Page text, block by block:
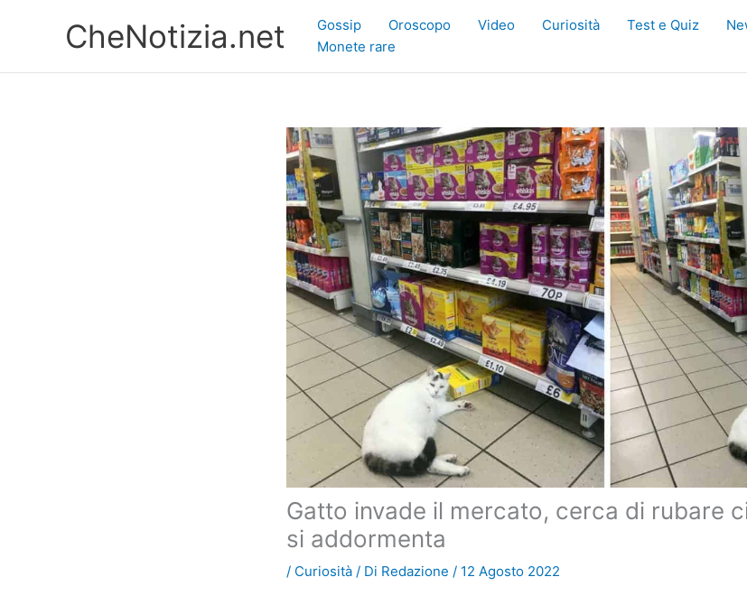
CheNotizia.net Gossip Oroscopo Video Curiosità Test e Quiz
Monete rare
Gatto invade il mercato, cerca di rubare
si addormenta
/ Curiosità / Di Redazione / 12 Agosto 2022